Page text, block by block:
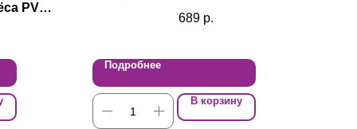
PVC
689 р.
Подробнее
В корзину